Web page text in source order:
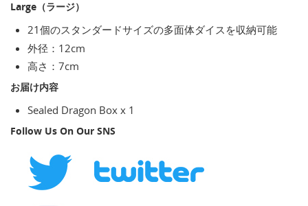
Large（ラージ）
21個のスタンダードサイズの多面体ダイスを収納可能
外径：12cm
高さ：7cm
お届け内容
Sealed Dragon Box x 1
Follow Us On Our SNS